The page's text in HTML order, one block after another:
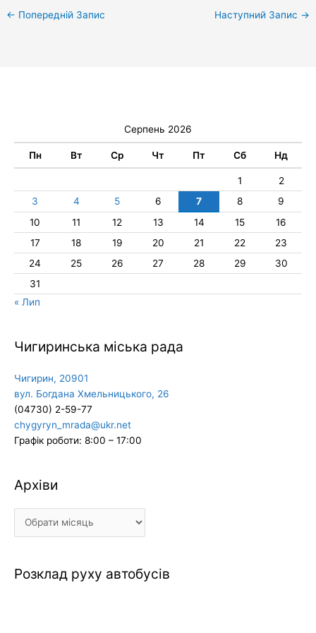
← Попередній Запис Наступний Запис →
Серпень 2026
Пн Вт Ср Чт Пт Сб Нд
1
2
3
4 5 6 7 8
9
10
11 12 13 14 15
16
17
18 19 20 21 22
23
24
25 26 27 28 29
30
31
« Лип
Чигиринська міська рада
Чигирин, 20901
вул. Богдана Хмельницького, 26
(04730) 2-59-77
chygyryn_mrada@ukr.net
Графік роботи: 8:00 – 17:00
Архіви
Архіви
Розклад руху автобусів